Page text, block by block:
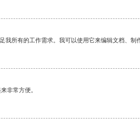
我所有的工作需求。我可以使用它来编辑文档、制
非常方便。